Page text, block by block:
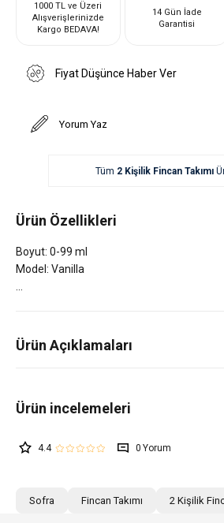
1000 TL ve Üzeri
Alışverişlerinizde
Kargo BEDAVA!
14 Gün İade
Garantisi
Fiyat Düşünce Haber Ver
Yorum Yaz
Tüm 2 Kişilik Fincan Takımı
Ürün Özellikleri
Boyut: 0-99 ml
Model: Vanilla
Ürün Açıklamaları
4.4 0
Sofra Fincan Takımı 2 Kişilik